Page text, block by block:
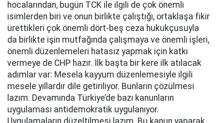
hocalarından, bugün TCK ile ilgili de çok önemli
isimlerden biri ve onun birlikte çalıştığı, ortaklaşa fikir
ürettikleri çok önemli dört-beş ceza hukukçusuyla
da birlikte işin mutfağında çalışmaya ve önemli işleri,
önemli düzenlemeleri hatasız yapmak için katkı
vermeye de CHP hazır. İlk başta bir kere ilk atılacak
adımlar var: Mesela kayyum düzenlemesiyle ilgili
mesele yıllardır dile getiriliyor. Bunların çözülmesi
lazım. Devamında Türkiye’de bazı kanunların
uygulaması antidemokratik uygulanıyor.
Uygulamaların düzeltilmesi lazım. Bu kanun yaparak